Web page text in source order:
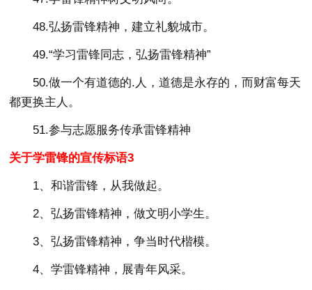
48.弘扬雷锋精神，建立礼貌城市。
49.“学习雷锋同志，弘扬雷锋精神”
50.做一个有道德的.人，道德是永存的，而财富每天
都更换主人。
51.参与志愿服务传承雷锋精神
关于学雷锋的宣传标语3
1、和谐雷锋，从我做起。
2、弘扬雷锋精神，做文明小学生。
3、弘扬雷锋精神，争当时代楷模。
4、学雷锋精神，展青年风采。